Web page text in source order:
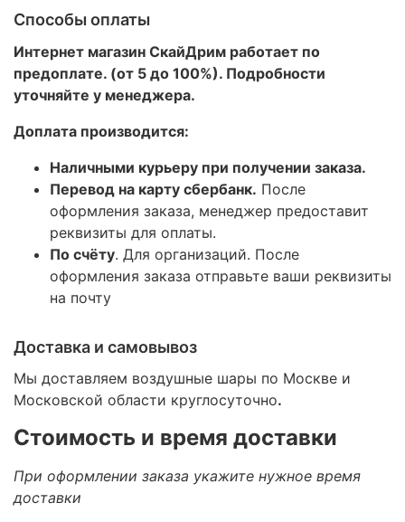
Способы оплаты
Интернет магазин СкайДрим работает по
предоплате. (от 5 до 100%). Подробности
уточняйте у менеджера.
Доплата производится:
Наличными курьеру при получении заказа.
Перевод на карту сбербанк. После
оформления заказа, менеджер предоставит
реквизиты для оплаты.
По счёту. Для организаций. После
оформления заказа отправьте ваши реквизиты
на почту
Доставка и самовывоз
Мы доставляем воздушные шары по Москве и
Московской области круглосуточно.
Стоимость и время доставки
При оформлении заказа укажите нужное время
доставки